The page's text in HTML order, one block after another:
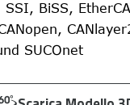
BiSS,
SUCOnet